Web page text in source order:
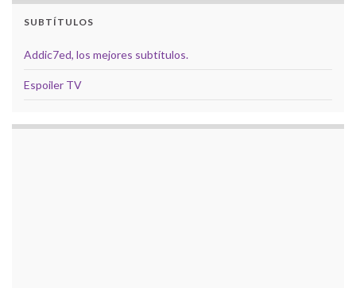
SUBTÍTULOS
Addic7ed, los mejores subtítulos.
Espoiler TV